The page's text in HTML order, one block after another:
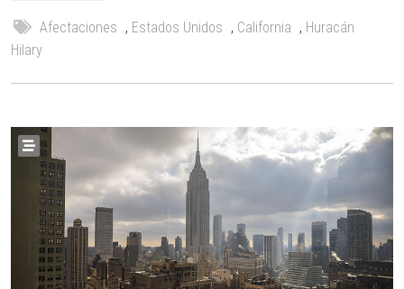
Afectaciones , Estados Unidos , California , Huracán
Hilary